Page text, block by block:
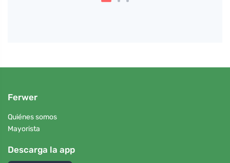
Ferwer
Quiénes somos
Mayorista
Descarga la app